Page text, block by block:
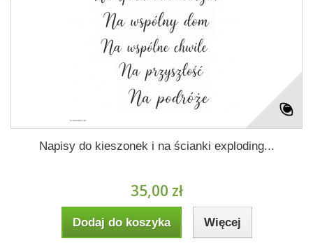
Napisy do kieszonek i na ścianki exploding...
35,00 zł
Dodaj do koszyka Więcej